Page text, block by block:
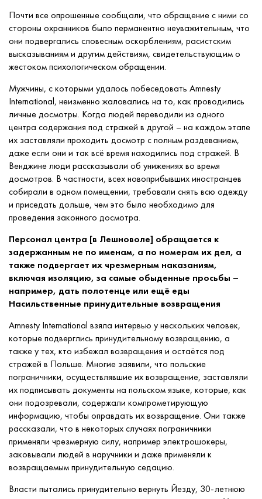
Почти все опрошенные сообщали, что обращение с ними со
стороны охранников было перманентно неуважительным, что
они подвергались словесным оскорблениям, расистским
высказываниям и другим действиям, свидетельствующим о
жестоком психологическом обращении.
Мужчины, с которыми удалось побеседовать Amnesty
International, неизменно жаловались на то, как проводились
личные досмотры. Когда людей переводили из одного
центра содержания под стражей в другой – на каждом этапе
их заставляли проходить досмотр с полным раздеванием,
даже если они и так всё время находились под стражей. В
Венджине люди рассказывали об унижениях во время
досмотров. В частности, всех новоприбывших иностранцев
собирали в одном помещении, требовали снять всю одежду
и приседать дольше, чем это было необходимо для
проведения законного досмотра.
Персонал центра [в Лешноволе] обращается к
задержанным не по именам, а по номерам их дел, а
также подвергает их чрезмерным наказаниям,
включая изоляцию, за самые обыденные просьбы –
например, дать полотенце или ещё еды
Насильственные принудительные возвращения
Amnesty International взяла интервью у нескольких человек,
которые подверглись принудительному возвращению, а
также у тех, кто избежал возвращения и остаётся под
стражей в Польше. Многие заявили, что польские
пограничники, осуществлявшие их возвращение, заставляли
их подписывать документы на польском языке, которые, как
они подозревали, содержали компрометирующую
информацию, чтобы оправдать их возвращение. Они также
рассказали, что в некоторых случаях пограничники
применяли чрезмерную силу, например электрошокеры,
заковывали людей в наручники и даже применяли к
возвращаемым принудительную седацию.
Власти пытались принудительно вернуть Йезду, 30-летнюю